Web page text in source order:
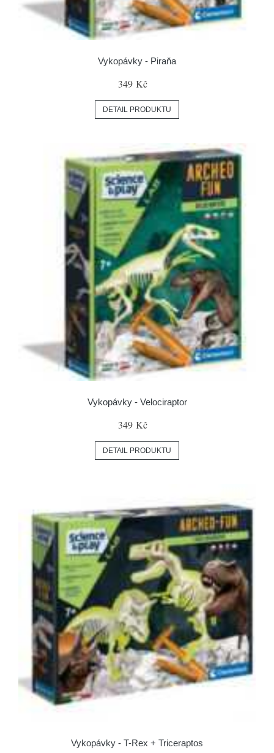
Vykopávky - Piraňa
349 Kč
DETAIL PRODUKTU
Vykopávky - Velociraptor
349 Kč
DETAIL PRODUKTU
Vykopávky - T-Rex + Triceraptos